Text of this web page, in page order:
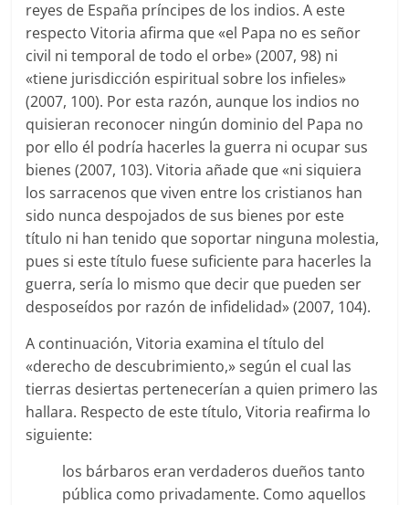
reyes de España príncipes de los indios. A este
respecto Vitoria afirma que «el Papa no es señor
civil ni temporal de todo el orbe» (2007, 98) ni
«tiene jurisdicción espiritual sobre los infieles»
(2007, 100). Por esta razón, aunque los indios no
quisieran reconocer ningún dominio del Papa no
por ello él podría hacerles la guerra ni ocupar sus
bienes (2007, 103). Vitoria añade que «ni siquiera
los sarracenos que viven entre los cristianos han
sido nunca despojados de sus bienes por este
título ni han tenido que soportar ninguna molestia,
pues si este título fuese suficiente para hacerles la
guerra, sería lo mismo que decir que pueden ser
desposeídos por razón de infidelidad» (2007, 104).
A continuación, Vitoria examina el título del
«derecho de descubrimiento,» según el cual las
tierras desiertas pertenecerían a quien primero las
hallara. Respecto de este título, Vitoria reafirma lo
siguiente:
los bárbaros eran verdaderos dueños tanto
pública como privadamente. Como aquellos